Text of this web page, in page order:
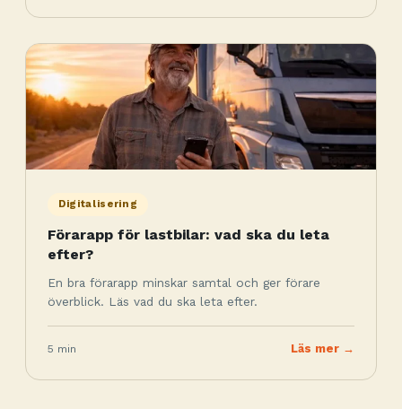
Digitalisering
Förarapp för lastbilar: vad ska du leta
efter?
En bra förarapp minskar samtal och ger förare
överblick. Läs vad du ska leta efter.
5 min Läs mer →